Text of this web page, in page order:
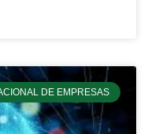
DE EMPRESAS